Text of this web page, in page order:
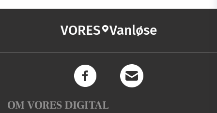
VORES Vanløse
OM VORES DIGITAL